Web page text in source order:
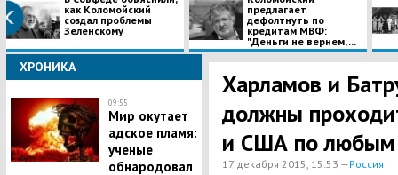
как Коломойский
создал проблемы
Зеленскому
предлагает
дефолтнуть по
кредитам МВФ:
"Деньги не вернем, ...
ХРОНИКА
09:55
Мир окутает
адское пламя:
ученые
обнародовал
Харламов и
должны
и США по любым
17 декабря 2015, 15:53 —Россия